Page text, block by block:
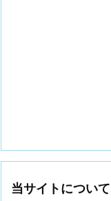
当サイトについて